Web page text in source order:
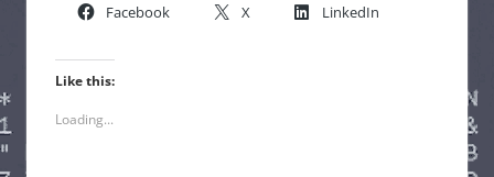
Facebook X LinkedIn
Like this:
Loading...